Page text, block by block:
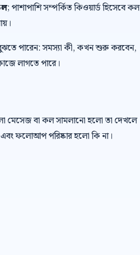
; পাশাপাশি সম্পর্কিত কিওয়ার্ড হিসেবে কল
পারেন: সমস্যা কী, কখন শুরু করবেন,
লাগতে পারে।
মেসেজ বা কল সামলানো হলো তা দেখলে
ফলোআপ পরিষ্কার হলো কি না।